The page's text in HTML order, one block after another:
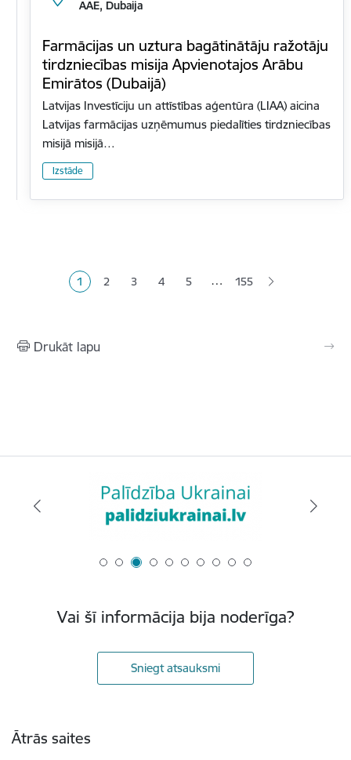
AAE, Dubaija
Farmācijas un uztura bagātinātāju ražotāju
tirdzniecības misija Apvienotajos Arābu
Emirātos (Dubaijā)
Latvijas Investīciju un attīstības aģentūra (LIAA) aicina
Latvijas farmācijas uzņēmumus piedalīties tirdzniecības
misijā misijā…
Izstāde
Pašreizējā lapa
1 Lapa
2 Lapa
3 Lapa
4 Lapa
5 … 155
Drukāt lapu
Vai šī informācija bija noderīga?
Sniegt atsauksmi
Ātrās saites